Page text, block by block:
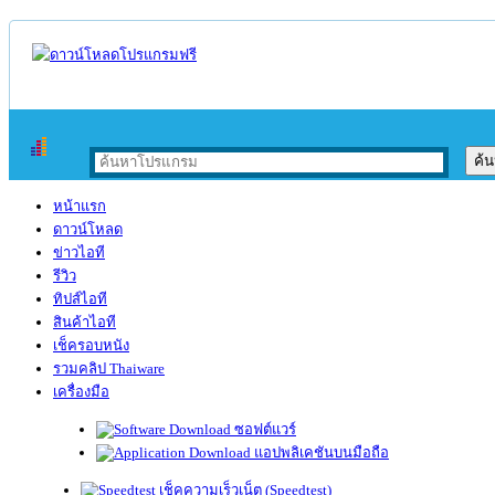
หน้าแรก
ดาวน์โหลด
ข่าวไอที
รีวิว
ทิปส์ไอที
สินค้าไอที
เช็ครอบหนัง
รวมคลิป Thaiware
เครื่องมือ
ซอฟต์แวร์
แอปพลิเคชันบนมือถือ
เช็คความเร็วเน็ต (Speedtest)